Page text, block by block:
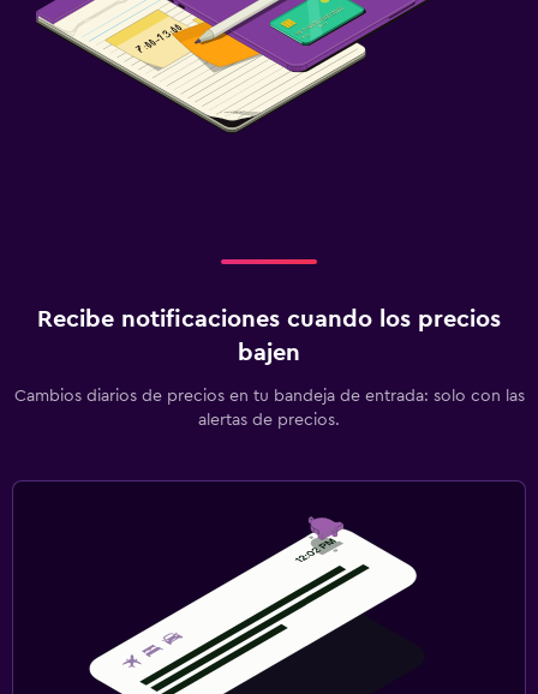
Recibe notificaciones cuando los precios
bajen
Cambios diarios de precios en tu bandeja de entrada: solo con las
alertas de precios.